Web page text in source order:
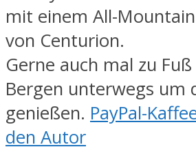
mit einem All-
von Centurion.
Gerne auch mal zu
Bergen unterwegs um
genießen. PayPal-
den Autor